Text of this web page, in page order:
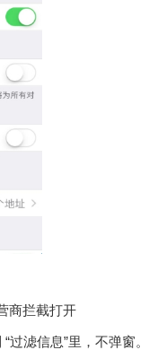
商拦截打开
滤信息”里，不弹窗。